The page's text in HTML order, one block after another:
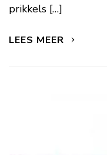
prikkels […]
LEES MEER